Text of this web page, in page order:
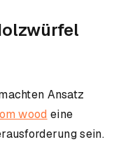
Ansatz
wood eine
sein.